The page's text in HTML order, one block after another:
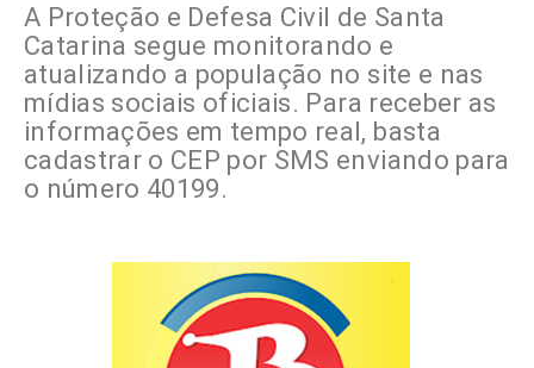
A Proteção e Defesa Civil de Santa
Catarina segue monitorando e
atualizando a população no site e nas
mídias sociais oficiais. Para receber as
informações em tempo real, basta
cadastrar o CEP por SMS enviando para
o número 40199.